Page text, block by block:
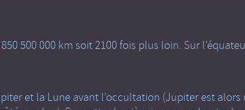
500 000 km soit 2100 fois plus loin. Sur
et la Lune avant l’occultation (Jupiter est